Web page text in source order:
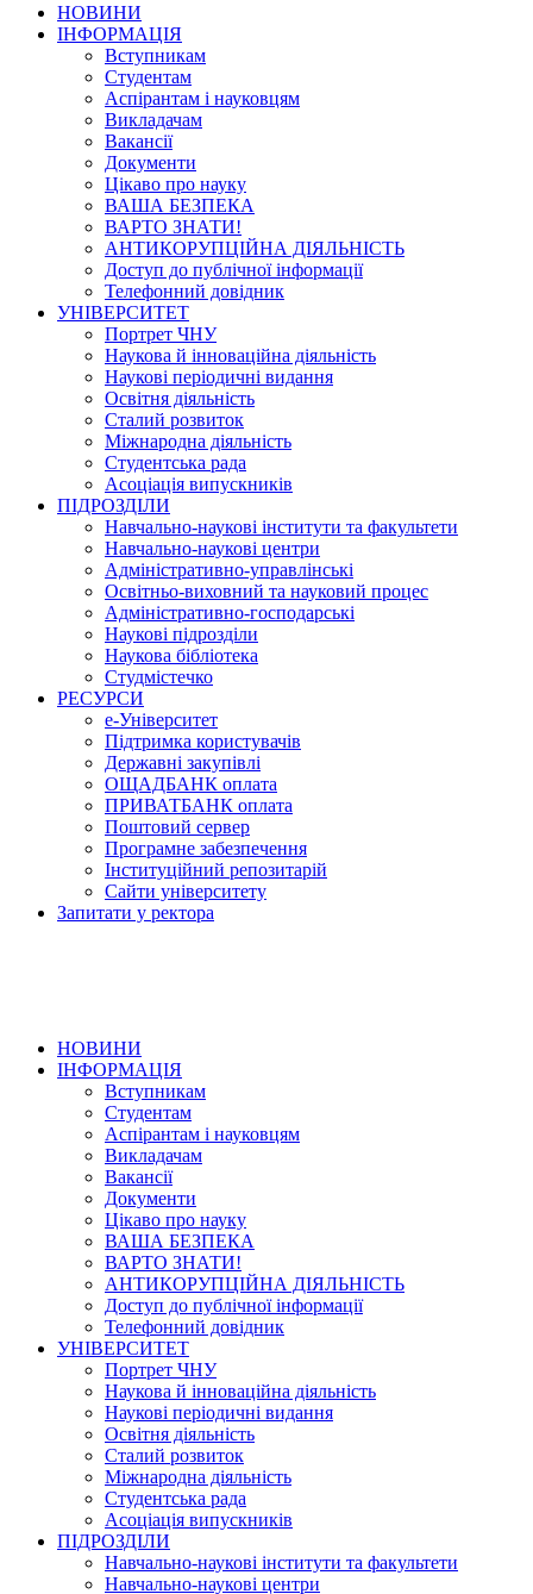
НОВИНИ
ІНФОРМАЦІЯ
Вступникам
Студентам
Аспірантам і науковцям
Викладачам
Вакансії
Документи
Цікаво про науку
ВАША БЕЗПЕКА
ВАРТО ЗНАТИ!
АНТИКОРУПЦІЙНА ДІЯЛЬНІСТЬ
Доступ до публічної інформації
Телефонний довідник
УНІВЕРСИТЕТ
Портрет ЧНУ
Наукова й інноваційна діяльність
Наукові періодичні видання
Освітня діяльність
Сталий розвиток
Міжнародна діяльність
Студентська рада
Асоціація випускників
ПІДРОЗДІЛИ
Навчально-наукові інститути та факультети
Навчально-наукові центри
Адміністративно-управлінські
Освітньо-виховний та науковий процес
Адміністративно-господарські
Наукові підрозділи
Наукова бібліотека
Студмістечко
РЕСУРСИ
е-Університет
Підтримка користувачів
Державні закупівлі
ОЩАДБАНК оплата
ПРИВАТБАНК оплата
Поштовий сервер
Програмне забезпечення
Інституційний репозитарій
Сайти університету
Запитати у ректора
НОВИНИ
ІНФОРМАЦІЯ
Вступникам
Студентам
Аспірантам і науковцям
Викладачам
Вакансії
Документи
Цікаво про науку
ВАША БЕЗПЕКА
ВАРТО ЗНАТИ!
АНТИКОРУПЦІЙНА ДІЯЛЬНІСТЬ
Доступ до публічної інформації
Телефонний довідник
УНІВЕРСИТЕТ
Портрет ЧНУ
Наукова й інноваційна діяльність
Наукові періодичні видання
Освітня діяльність
Сталий розвиток
Міжнародна діяльність
Студентська рада
Асоціація випускників
ПІДРОЗДІЛИ
Навчально-наукові інститути та факультети
Навчально-наукові центри